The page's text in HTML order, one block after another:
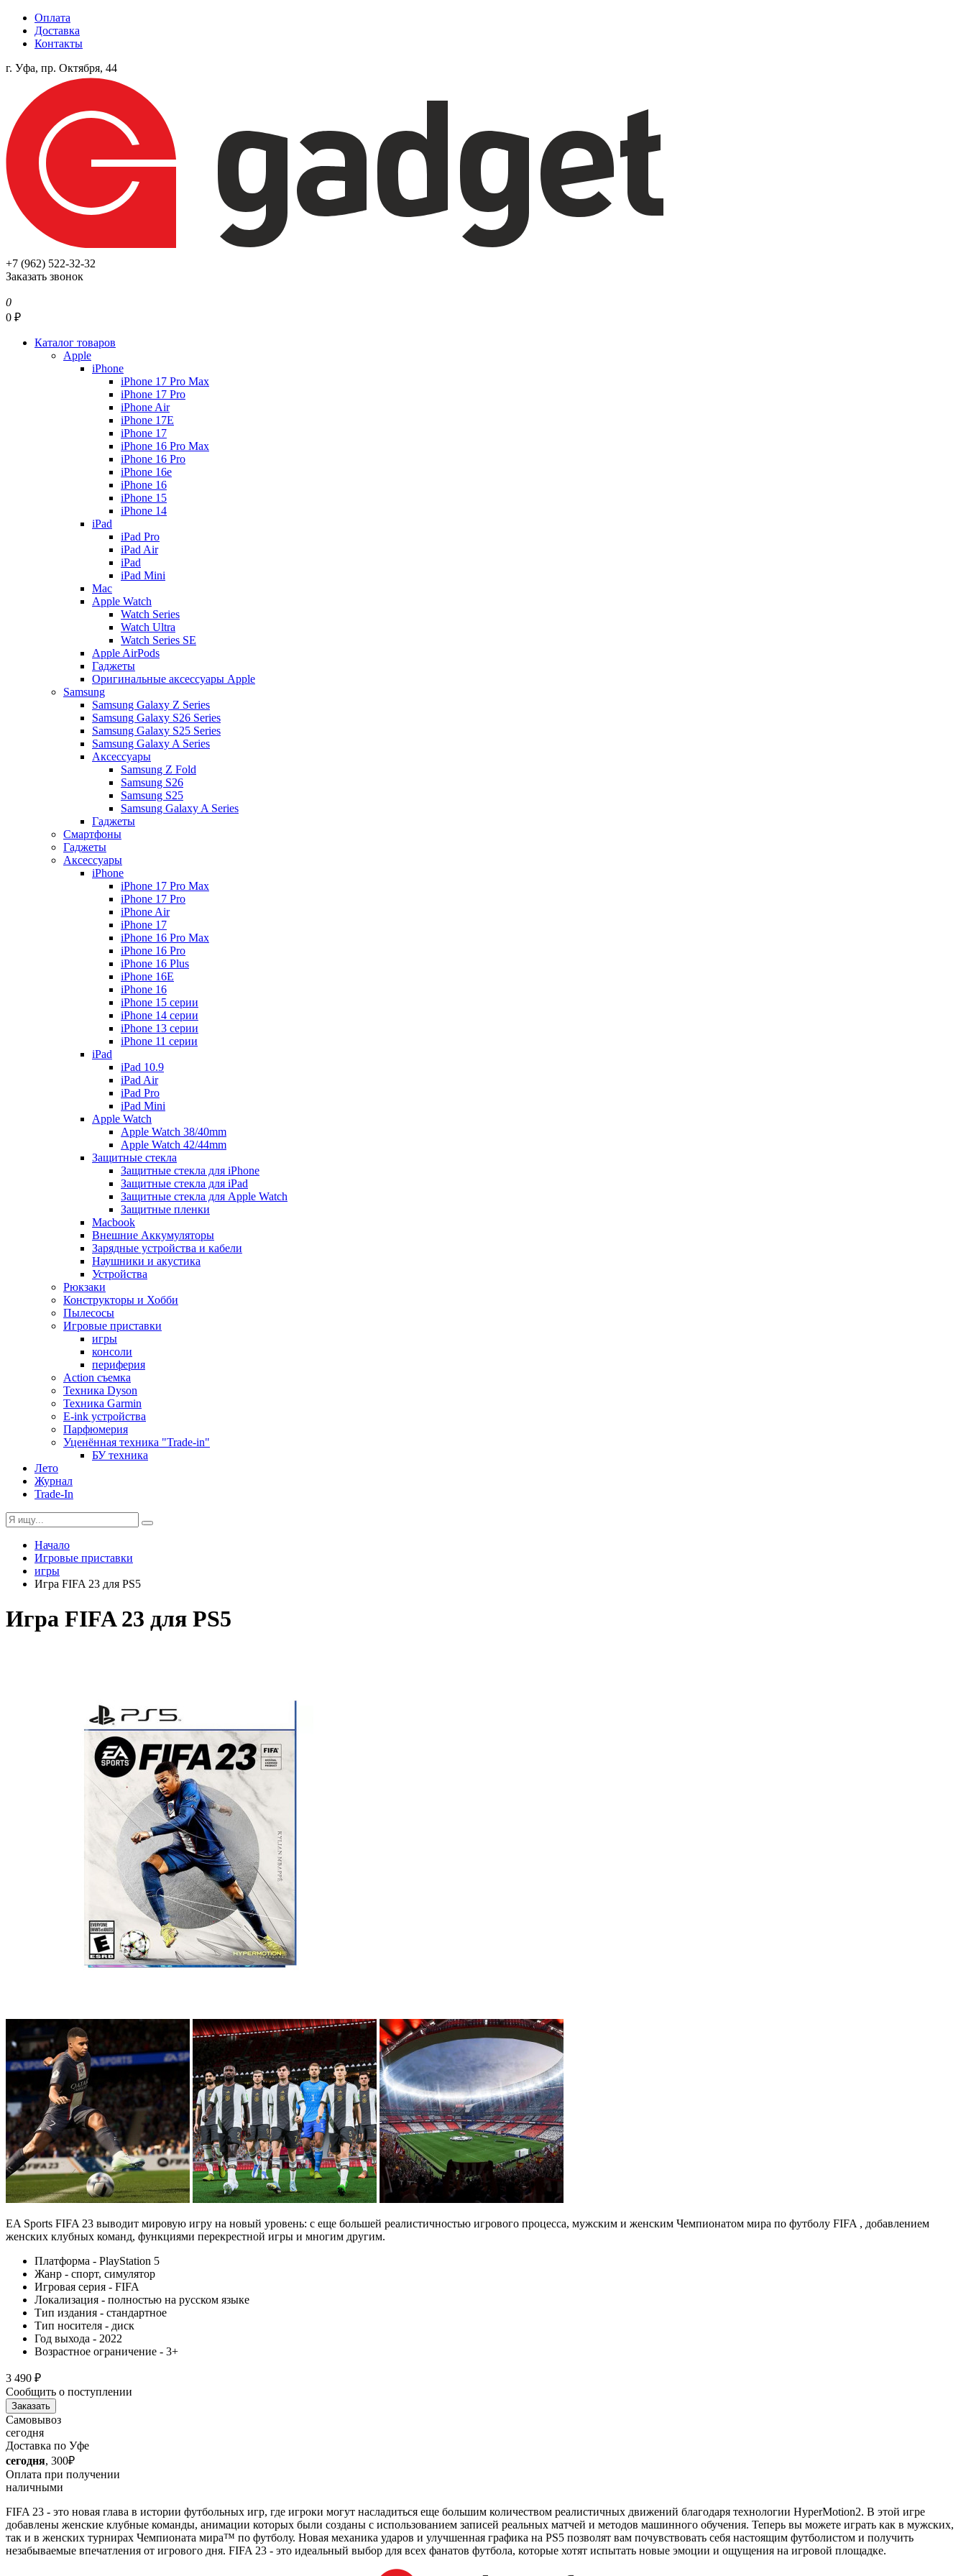
Оплата
Доставка
Контакты
г. Уфа, пр. Октября, 44
+7 (962) 522-32-32
Заказать звонок
0
0 ₽
Каталог товаров
Apple
iPhone
iPhone 17 Pro Max
iPhone 17 Pro
iPhone Air
iPhone 17E
iPhone 17
iPhone 16 Pro Max
iPhone 16 Pro
iPhone 16e
iPhone 16
iPhone 15
iPhone 14
iPad
iPad Pro
iPad Air
iPad
iPad Mini
Mac
Apple Watch
Watch Series
Watch Ultra
Watch Series SE
Apple AirPods
Гаджеты
Оригинальные аксессуары Apple
Samsung
Samsung Galaxy Z Series
Samsung Galaxy S26 Series
Samsung Galaxy S25 Series
Samsung Galaxy A Series
Аксессуары
Samsung Z Fold
Samsung S26
Samsung S25
Samsung Galaxy A Series
Гаджеты
Смартфоны
Гаджеты
Аксессуары
iPhone
iPhone 17 Pro Max
iPhone 17 Pro
iPhone Air
iPhone 17
iPhone 16 Pro Max
iPhone 16 Pro
iPhone 16 Plus
iPhone 16E
iPhone 16
iPhone 15 серии
iPhone 14 серии
iPhone 13 серии
iPhone 11 серии
iPad
iPad 10.9
iPad Air
iPad Pro
iPad Mini
Apple Watch
Apple Watch 38/40mm
Apple Watch 42/44mm
Защитные стекла
Защитные стекла для iPhone
Защитные стекла для iPad
Защитные стекла для Apple Watch
Защитные пленки
Macbook
Внешние Аккумуляторы
Зарядные устройства и кабели
Наушники и акустика
Устройства
Рюкзаки
Конструкторы и Хобби
Пылесосы
Игровые приставки
игры
консоли
периферия
Action съемка
Техника Dyson
Техника Garmin
E-ink устройства
Парфюмерия
Уценённая техника "Trade-in"
БУ техника
Лето
Журнал
Trade-In
Начало
Игровые приставки
игры
Игра FIFA 23 для PS5
Игра FIFA 23 для PS5
EA Sports FIFA 23 выводит мировую игру на новый уровень: с еще большей реалистичностью игрового процесса, мужским и женским Чемпионатом мира по футболу FIFA , добавлением
женских клубных команд, функциями перекрестной игры и многим другим.
Платформа - PlayStation 5
Жанр - спорт, симулятор
Игровая серия - FIFA
Локализация - полностью на русском языке
Тип издания - стандартное
Тип носителя - диск
Год выхода - 2022
Возрастное ограничение - 3+
3 490 ₽
Сообщить о поступлении
Заказать
Самовывоз
сегодня
Доставка по Уфе
сегодня, 300₽
Оплата при получении
наличными
FIFA 23 - это новая глава в истории футбольных игр, где игроки могут насладиться еще большим количеством реалистичных движений благодаря технологии HyperMotion2. В этой игре
добавлены женские клубные команды, анимации которых были созданы с использованием записей реальных матчей и методов машинного обучения. Теперь вы можете играть как в мужских,
так и в женских турнирах Чемпионата мира™ по футболу. Новая механика ударов и улучшенная графика на PS5 позволят вам почувствовать себя настоящим футболистом и получить
незабываемые впечатления от игрового дня. FIFA 23 - это идеальный выбор для всех фанатов футбола, которые хотят испытать новые эмоции и ощущения на игровой площадке.